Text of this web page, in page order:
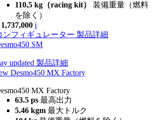
110,5 kg（racing kit） 装備重量（燃料
を除く）
i
ンフィギュレーター 製品詳細
SM
updated 製品詳細
Desmo450 MX Factory
MX Factory
63.5 ps 最高出力
5.46 kgm 最大トルク